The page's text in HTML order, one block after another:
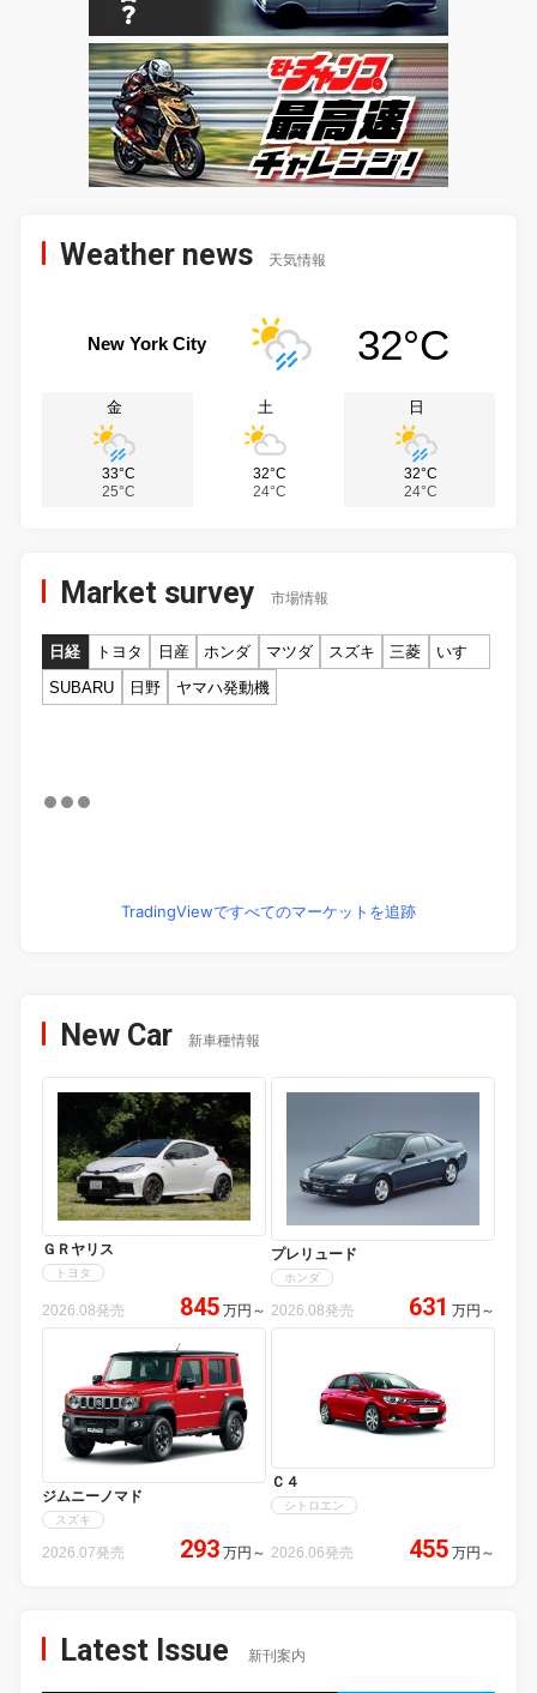
Weather news 天気情報
New York City 32°C
金
33°C
25°C
土
32°C
24°C
日
32°C
24°C
Market survey 市場情報
日経 トヨタ 日産 ホンダ マツダ スズキ 三菱
いすゞ
SUBARU
日野 ヤマハ発動機
TradingViewですべてのマーケットを追跡
New Car 新車種情報
ＧＲヤリス
トヨタ
2026.08発売 845 万円 ～
プレリュード
ホンダ
2026.08発売 631 万円 ～
ジムニーノマド
スズキ
2026.07発売 293 万円 ～
Ｃ４
シトロエン
2026.06発売 455 万円 ～
Latest Issue 新刊案内